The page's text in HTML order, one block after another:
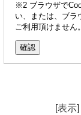
※2 ブラウザで
い、または、ブラ
ご利用頂けません。
[表示]